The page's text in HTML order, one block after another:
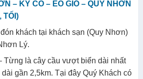
– KỲ CO – EO GIÓ – QUY NHƠN
TỐI)
khách tại khách sạn (Quy Nhơn)
Lý.
Từng là cây cầu vượt biển dài nhất
gần 2,5km. Tại đây Quý Khách có